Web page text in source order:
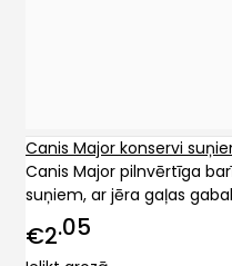
Canis Major konservi
Canis Major pilnvērtīga
suņiem, ar jēra gaļas
€2 05